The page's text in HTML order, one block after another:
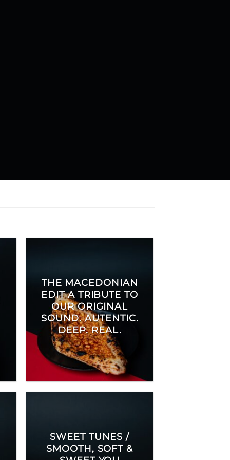
THE MACEDONIAN
EDIT A TRIBUTE TO
OUR ORIGINAL
SOUND. AUTENTIC.
DEEP. REAL.
SWEET TUNES /
SMOOTH, SOFT &